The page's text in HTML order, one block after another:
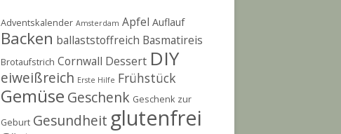
Adventskalender Amsterdam Apfel Auflauf
Backen ballaststoffreich Basmatireis
Brotaufstrich Cornwall Dessert DIY
eiweißreich Erste Hilfe Frühstück
Gemüse Geschenk Geschenk zur
Geburt Gesundheit glutenfrei